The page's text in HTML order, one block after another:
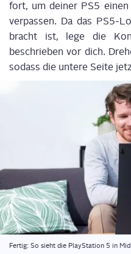
fort, um dei­ner PS5
ver­pas­sen. Da das PS5-
bracht ist, lege die
beschrie­ben vor dich.
sodass die unte­re Sei­te
Fer­tig: So sieht die Play­Sta­ti­on 5 in